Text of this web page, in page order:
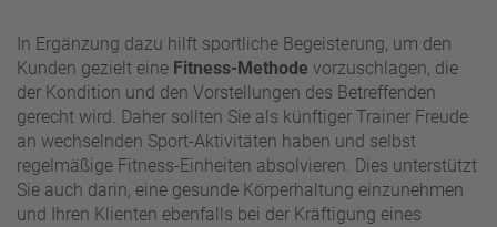
In Ergänzung dazu hilft sportliche Begeisterung, um den
Kunden gezielt eine Fitness-Methode vorzuschlagen, die
der Kondition und den Vorstellungen des Betreffenden
gerecht wird. Daher sollten Sie als künftiger Trainer Freude
an wechselnden Sport-Aktivitäten haben und selbst
regelmäßige Fitness-Einheiten absolvieren. Dies unterstützt
Sie auch darin, eine gesunde Körperhaltung einzunehmen
und Ihren Klienten ebenfalls bei der Kräftigung eines